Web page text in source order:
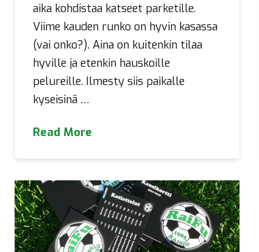
aika kohdistaa katseet parketille.
Viime kauden runko on hyvin kasassa
(vai onko?). Aina on kuitenkin tilaa
hyville ja etenkin hauskoille
pelureille. Ilmesty siis paikalle
kyseisinä …
Read More